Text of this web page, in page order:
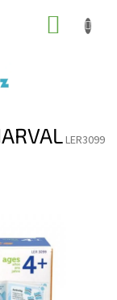
LER3099